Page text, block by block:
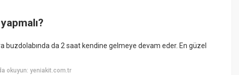
buzdolabında da 2 saat kendine gelmeye devam eder. En güzel
okuyun: yeniakit.com.tr